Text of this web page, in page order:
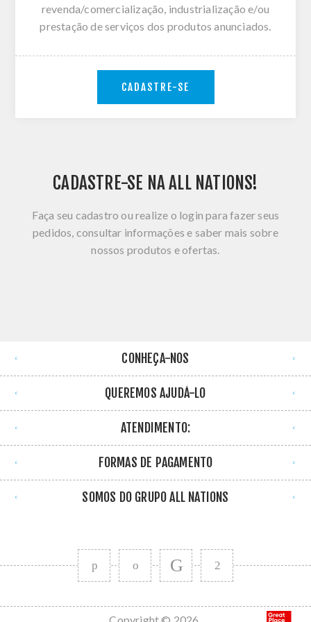
revenda/comercialização, industrialização e/ou
prestação de serviços dos produtos anunciados.
CADASTRE-SE
CADASTRE-SE NA ALL NATIONS!
Faça seu cadastro ou realize o login para fazer seus
pedidos, consultar informações e saber mais sobre
nossos produtos e ofertas.
CONHEÇA-NOS
QUEREMOS AJUDÁ-LO
ATENDIMENTO:
FORMAS DE PAGAMENTO
SOMOS DO GRUPO ALL NATIONS